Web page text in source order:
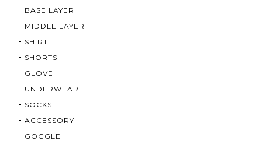
BASE LAYER
MIDDLE LAYER
SHIRT
SHORTS
GLOVE
UNDERWEAR
SOCKS
ACCESSORY
GOGGLE